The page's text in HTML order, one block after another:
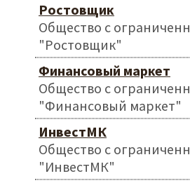
Ростовщик
Общество с
"Ростовщик"
Финансовый маркет
Общество с
"Финансовый маркет"
ИнвестМК
Общество с
"ИнвестМК"